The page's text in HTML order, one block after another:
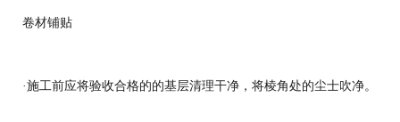
卷材铺贴
·施工前应将验收合格的的基层清理干净，将棱角处的尘士吹净。